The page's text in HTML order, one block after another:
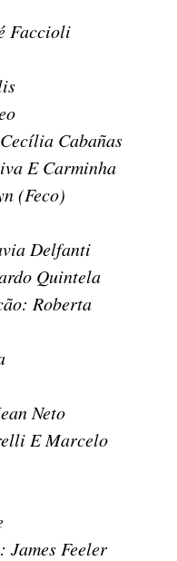
Faccioli
Cabañas
E Carminha
(Feco)
Delfanti
Quintela
Roberta
Neto
E Marcelo
James Feeler